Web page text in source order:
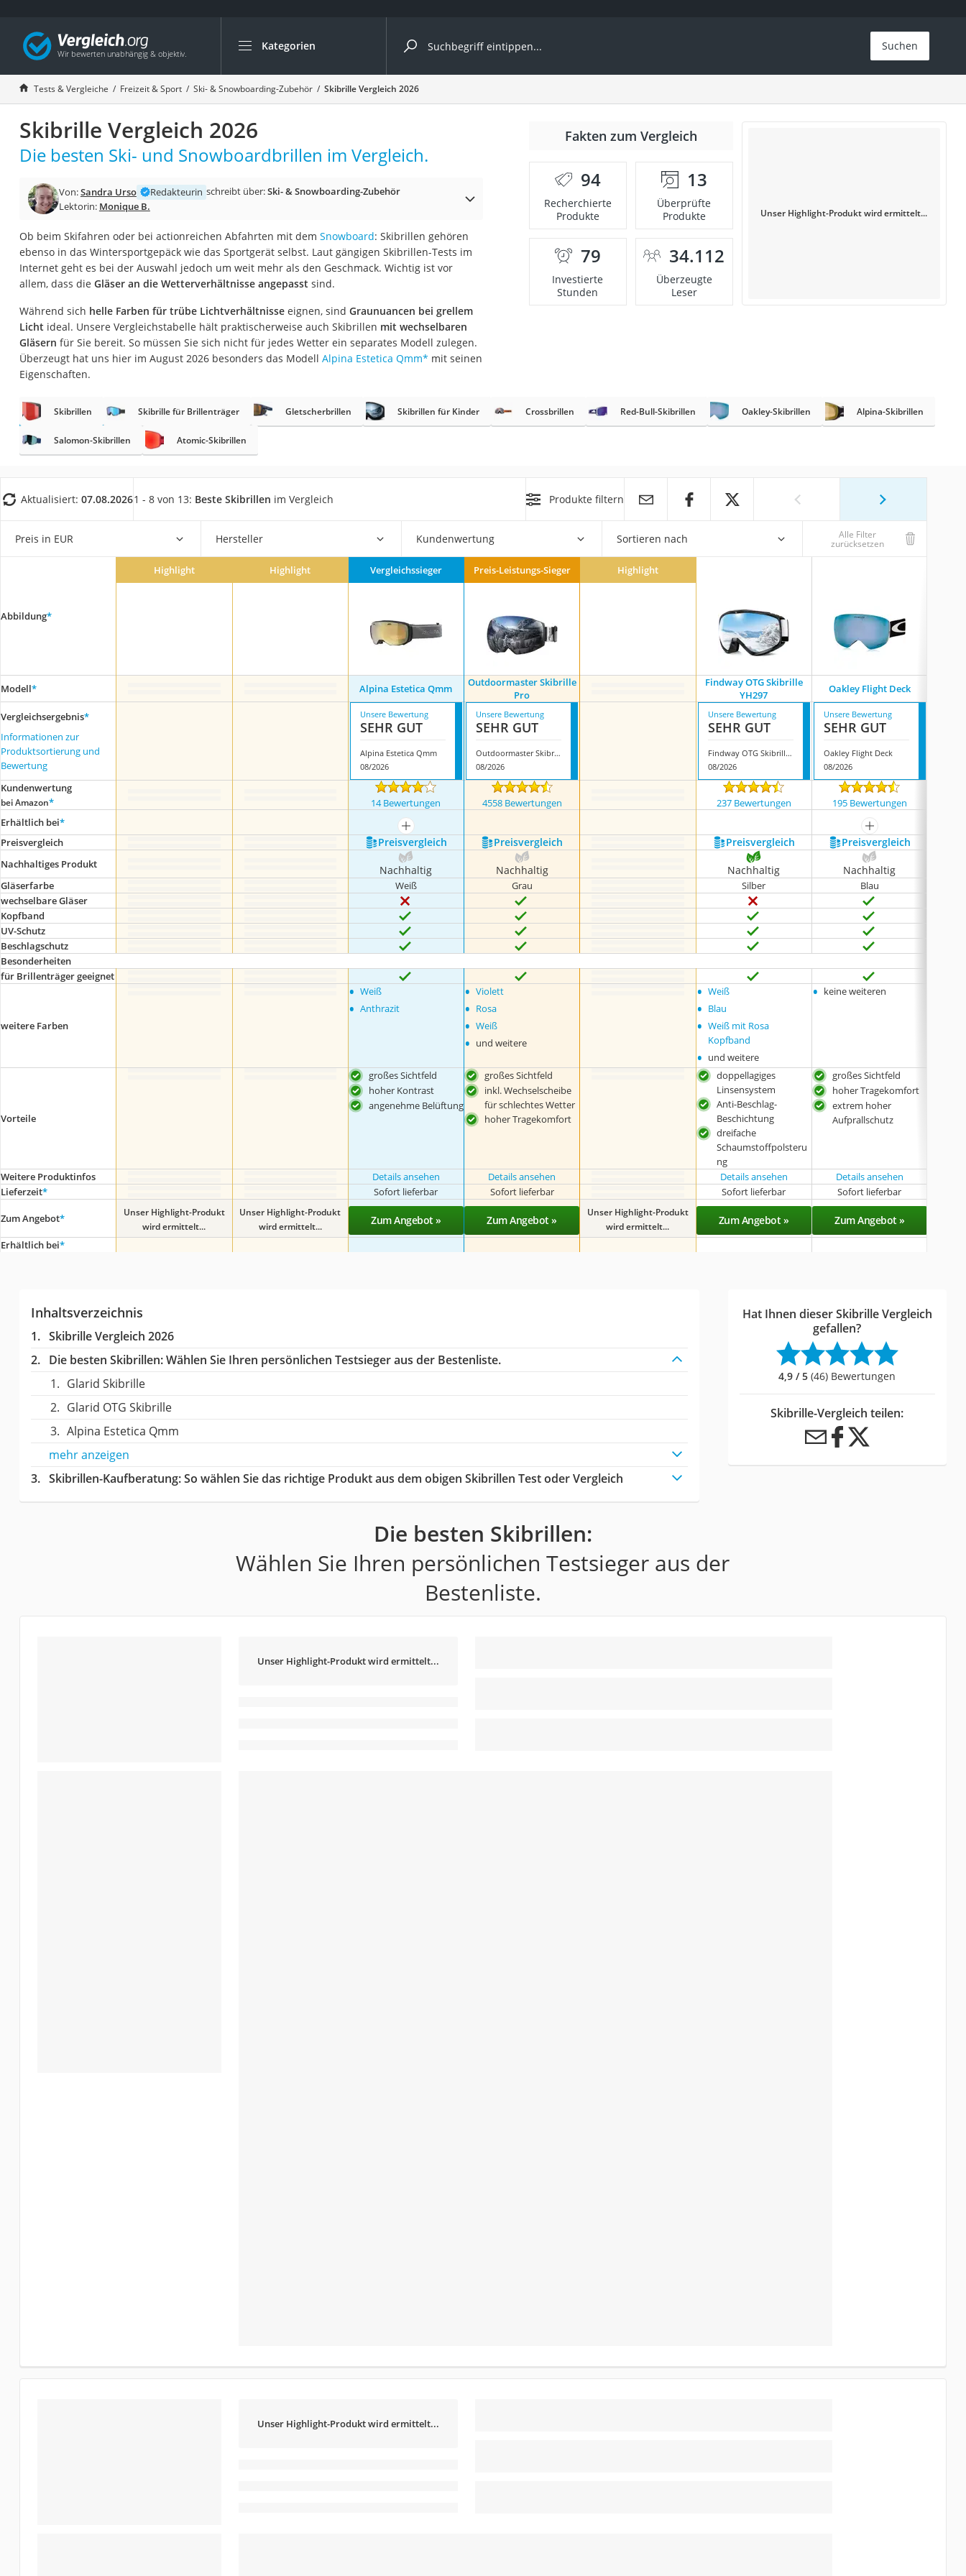
Kategorien
Die beliebtesten Vergleiche nach Kategorie
Freizeit & Sport
Gartentrampolin
Trampolin
Metalldetektor
Trampolin 366 cm
Aluminium-Koffer
Futterboot
Air Bike
E-Bike-Dreirad
Trekkingschuhe Herren
Reisetasche mit Rollen
Koffer
Nachtsichtgerät
Faltschloss
Vibrationsplatte
Sicherheitsweste Reiten
Service
Suchen
Tests & Vergleiche Freizeit & Sport Ski- & Snowboarding-Zubehör Skibrille Vergleich 2026
Skibrille Vergleich 2026
Die besten Ski- und Snowboardbrillen im Vergleich.
Von:Sandra Urso Redakteurin schreibt über:Ski- & Snowboarding-Zubehör
Lektorin: Monique B.
Ob beim Skifahren oder bei actionreichen Abfahrten mit dem Snowboard: Skibrillen gehören
ebenso in das Wintersportgepäck wie das Sportgerät selbst. Laut gängigen Skibrillen-Tests im
Internet geht es bei der Auswahl jedoch um weit mehr als den Geschmack. Wichtig ist vor
allem, dass die Gläser an die Wetterverhältnisse angepasst sind.
Während sich helle Farben für trübe Lichtverhältnisseeignen, sind Graunuancen bei grellem
Licht ideal. Unsere Vergleichstabelle hält praktischerweise auch Skibrillen mit wechselbaren
Gläsern für Sie bereit. So müssen Sie sich nicht für jedes Wetter ein separates Modell zulegen.
Überzeugt hat uns hier im August 2026 besonders das Modell Alpina Estetica Qmm* mit seinen
Eigenschaften.
Fakten zum Vergleich
94
Recherchierte
Produkte
13
Überprüfte
Produkte
79
Investierte
Stunden
34.112
Überzeugte
Leser
Unser Highlight-Produkt wird ermittelt...
Skibrillen Skibrille für Brillenträger Gletscherbrillen Skibrillen für Kinder Crossbrillen Red-Bull-Skibrillen Oakley-Skibrillen Alpina-Skibrillen
Salomon-Skibrillen Atomic-Skibrillen
Aktualisiert: 07.08.20261 - 8 von 13: Beste Skibrillen im Vergleich Produkte filtern
Preis in EUR Hersteller Kundenwertung Sortieren nach Alle Filter
zurücksetzen
Abbildung*
Highlight Highlight Vergleichssieger Preis-Leistungs-Sieger Highlight
Modell* Alpina Estetica Qmm
Outdoormaster Skibrille
Pro
Findway OTG Skibrille
YH297
Oakley Flight Deck
Vergleichsergebnis*
Informationen zur
Produktsortierung und
Bewertung
Unsere Bewertung
SEHR GUT
Alpina Estetica Qmm
08/2026
Unsere Bewertung
SEHR GUT
Outdoormaster Skibrille Pro
08/2026
Unsere Bewertung
SEHR GUT
Findway OTG Skibrille YH297
08/2026
Unsere Bewertung
SEHR GUT
Oakley Flight Deck
08/2026
Kundenwertung
bei Amazon* 14 Bewertungen 4558 Bewertungen 237 Bewertungen 195 Bewertungen
Erhältlich bei*
mehr anzeigen
mehr anzeigen
Preis­vergleich
Preis­vergleich Preis­vergleich Preis­vergleich Preis­vergleich
Nachhaltiges Produkt Nachhaltig Nachhaltig Nachhaltig Nachhaltig
Gläserfarbe Weiß Grau Silber
Blau
wechselbare Gläser
Kopfband
UV-Schutz
Beschlagschutz
Besonderheiten
für Brillenträger geeignet
weitere Farben
• Weiß
• Anthrazit
• Violett
• Rosa
• Weiß
• und weitere
• Weiß
• Blau
• Weiß mit Rosa
Kopfband
• und weitere
• keine weiteren
Vorteile
großes Sichtfeld
hoher Kontrast
angenehme Belüftung
großes Sichtfeld
inkl. Wechselscheibe
für schlechtes Wetter
hoher Tragekomfort
doppellagiges
Linsensystem
Anti-Beschlag-
Beschichtung
dreifache
Schaumstoffpolsteru
ng
großes Sichtfeld
hoher Tragekomfort
extrem hoher
Aufprallschutz
Weitere Produktinfos Details ansehen Details ansehen Details ansehen
Details ansehen
Lieferzeit* Sofort lieferbar Sofort lieferbar Sofort lieferbar Sofort lieferbar
Zum Angebot*
Unser Highlight-Produkt
wird ermittelt...
Unser Highlight-Produkt
wird ermittelt...
Zum Angebot » Zum Angebot »
Unser Highlight-Produkt
wird ermittelt...
Zum Angebot » Zum Angebot »
Erhältlich bei*
Inhaltsverzeichnis
Skibrille Vergleich 2026
Die besten Skibrillen:Wählen Sie Ihren persönlichen Testsieger aus der Bestenliste.
Glarid Skibrille
Glarid OTG Skibrille
Alpina Estetica Qmm
mehr anzeigen
Skibrillen-Kaufberatung: So wählen Sie das richtige Produkt aus dem obigen Skibrillen Test oder Vergleich
Hat Ihnen dieser Skibrille Vergleich
gefallen?
4,9 / 5 (46) Bewertungen
Skibrille-Vergleich teilen:
Die besten Skibrillen:
Wählen Sie Ihren persönlichen Testsieger aus der
Bestenliste.
Unser Highlight-Produkt wird ermittelt...
Unser Highlight-Produkt wird ermittelt...